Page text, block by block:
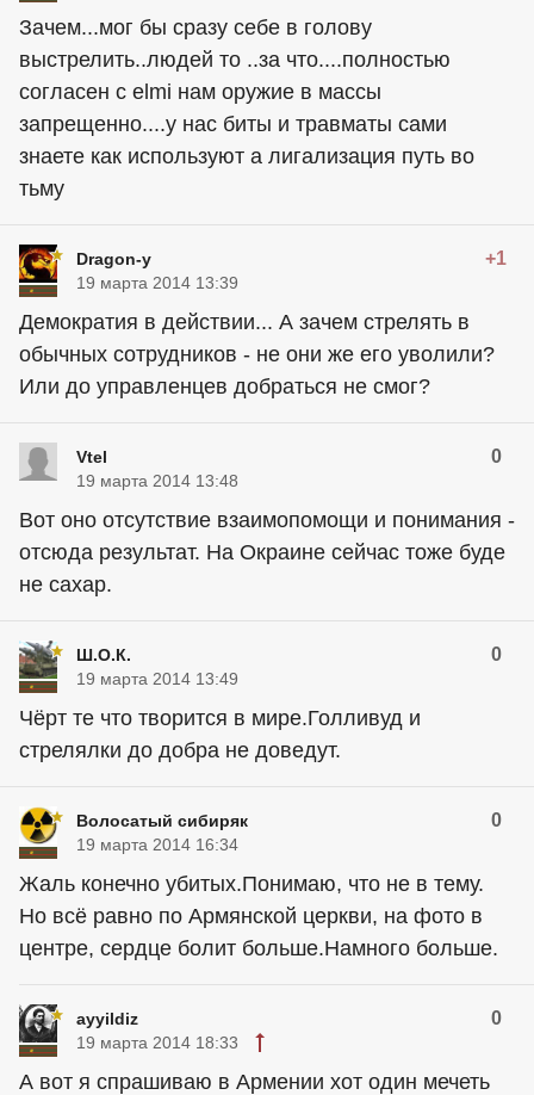
Зачем...мог бы сразу себе в голову
выстрелить..людей то ..за что....полностью
согласен с elmi нам оружие в массы
запрещенно....у нас биты и травматы сами
знаете как используют а лигализация путь во
тьму
Dragon-y +1
19 марта 2014 13:39
Демократия в действии... А зачем стрелять в
обычных сотрудников - не они же его уволили?
Или до управленцев добраться не смог?
Vtel 0
19 марта 2014 13:48
Вот оно отсутствие взаимопомощи и понимания -
отсюда результат. На Окраине сейчас тоже буде
не сахар.
Ш.О.К. 0
19 марта 2014 13:49
Чёрт те что творится в мире.Голливуд и
стрелялки до добра не доведут.
Волосатый сибиряк 0
19 марта 2014 16:34
Жаль конечно убитых.Понимаю, что не в тему.
Но всё равно по Армянской церкви, на фото в
центре, сердце болит больше.Намного больше.
ayyildiz 0
19 марта 2014 18:33
А вот я спрашиваю в Армении хот один мечеть